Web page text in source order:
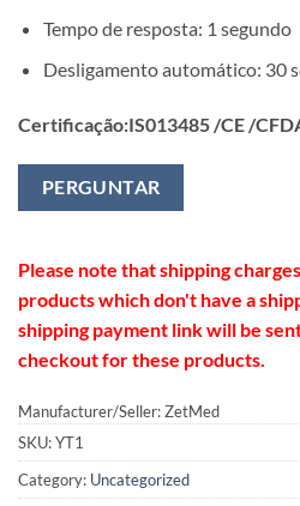
Tempo de resposta: 1 segundo
Desligamento automático: 30
Certificação:IS013485 /CE /
PERGUNTAR
Please note that shipping
products which don't have a
shipping payment link will be
checkout for these products.
Manufacturer/Seller: ZetMed
SKU:YT1
Category: Uncategorized